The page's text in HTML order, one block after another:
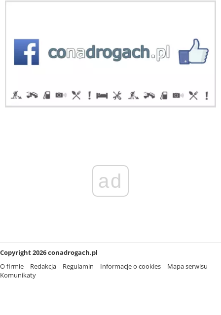
ad
Copyright 2026 conadrogach.pl
O firmie
Redakcja Regulamin Informacje o cookies
Mapa serwisu
Komunikaty